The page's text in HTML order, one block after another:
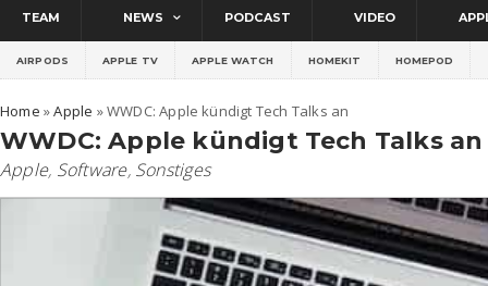
TEAM NEWS PODCAST VIDEO
AIRPODS APPLE TV APPLE WATCH HOMEKIT HOMEPOD
Home »Apple »WWDC: Apple kündigt Tech Talks an
WWDC: Apple kündigt Tech Talks an
Apple, Software, Sonstiges